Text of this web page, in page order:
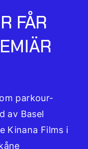
FÅR
parkour-
av Basel
Kinana Films i